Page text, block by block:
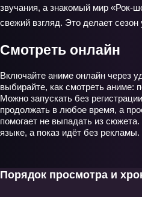
звучания, а знакомый мир «Рок-
свежий взгляд. Это делает сезон
Смотреть онлайн
Включайте аниме онлайн через
выбирайте, как смотреть аниме:
Можно запускать без
продолжать в любое время, а
помогает не выпадать из
языке, а показ идёт без рекламы.
Порядок просмотра и